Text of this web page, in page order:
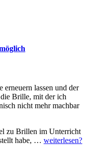
lassen und der
Brille, mit der ich
nicht mehr machbar
zu Brillen im Unterricht
habe, … weiterlesen?